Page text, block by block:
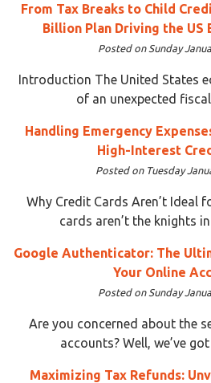
From Tax Breaks to Child
Billion Plan Driving the US
Posted on Sunday
Introduction The United States
of an unexpected
Handling Emergency
High-Interest
Posted on Tuesday
Why Credit Cards Aren’t Ideal
cards aren’t the knights
Google Authenticator: The
Your Online
Posted on Sunday
Are you concerned about the
accounts? Well, we’ve
Maximizing Tax Refunds: